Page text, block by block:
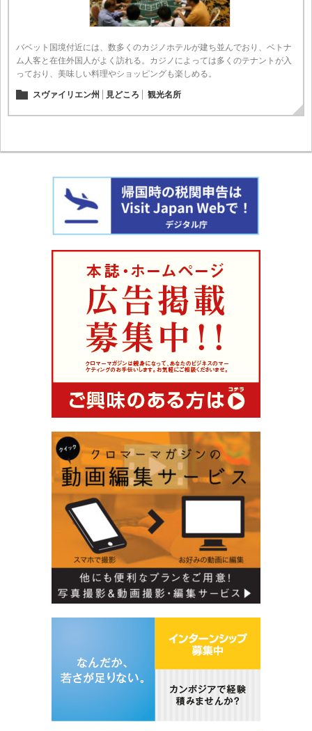
バベット国境付近には、数多くのカジノホテルが建ち並んでおり、ベトナ
ム人客と在住外国人がよく訪れる。カジノによっては多くのテナントが入
っており、美味しい料理やショッピングも楽しめる。
スヴァイリエン州 見どころ 観光名所